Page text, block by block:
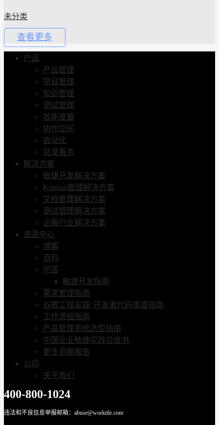
未分类
查看更多
产品
产品管理
项目管理
知识管理
测试管理
效能度量
协作空间
自动化
目录服务
解决方案
敏捷开发解决方案
Kanban管理解决方案
文档管理解决方案
测试管理解决方案
企服行业解决方案
资源中心
博客
百科
问答
敏捷开发指南
需求管理指南
谷歌工程实践| 开发者代码审查指南
工作流程指南
产品管理系统选型指南
中国企业敏捷实践白皮书
更多洞察报告
公司
关于我们
400-800-1024
违法和不良信息举报邮箱：abuse@worktile.com